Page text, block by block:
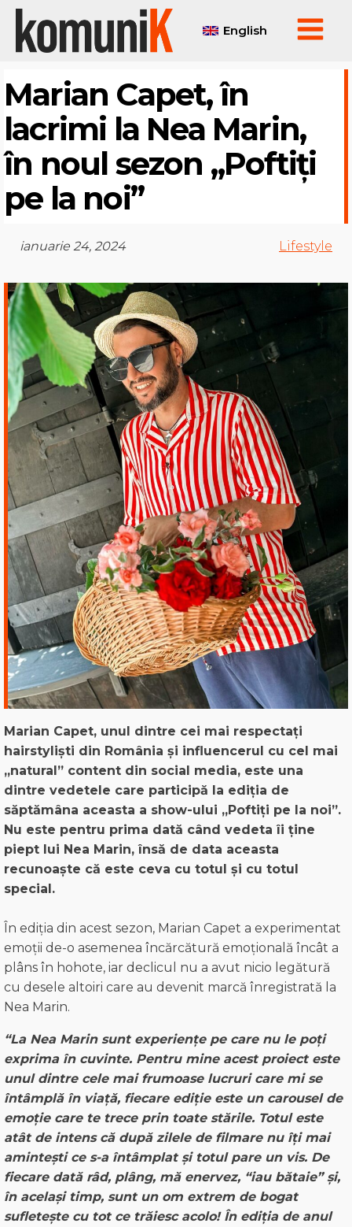
English
Marian Capet, în
lacrimi la Nea Marin,
în noul sezon „Poftiți
pe la noi”
ianuarie 24, 2024 Lifestyle
Marian Capet, unul dintre cei mai respectați
hairstyliști din România și influencerul cu cel mai
„natural” content din social media, este una
dintre vedetele care participă la ediția de
săptămâna aceasta a show-ului „Poftiți pe la noi”.
Nu este pentru prima dată când vedeta îi ține
piept lui Nea Marin, însă de data aceasta
recunoaște că este ceva cu totul și cu totul
special.
În ediția din acest sezon, Marian Capet a experimentat
emoții de-o asemenea încărcătură emoțională încât a
plâns în hohote, iar declicul nu a avut nicio legătură
cu desele altoiri care au devenit marcă înregistrată la
Nea Marin.
“La Nea Marin sunt experiențe pe care nu le poți
exprima în cuvinte. Pentru mine acest proiect este
unul dintre cele mai frumoase lucruri care mi se
întâmplă în viață, fiecare ediție este un carousel de
emoție care te trece prin toate stările. Totul este
atât de intens că după zilele de filmare nu îți mai
amintești ce s-a întâmplat și totul pare un vis. De
fiecare dată râd, plâng, mă enervez, “iau bătaie” și,
în același timp, sunt un om extrem de bogat
sufletește cu tot ce trăiesc acolo! În ediția de anul